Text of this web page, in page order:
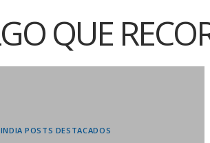
INDIA POSTS DESTACADOS